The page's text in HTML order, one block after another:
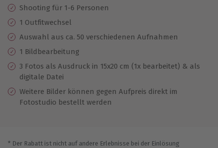
Shooting für 1-6 Personen
1 Outfitwechsel
Auswahl aus ca. 50 verschiedenen Aufnahmen
1 Bildbearbeitung
3 Fotos als Ausdruck in 15x20 cm (1x bearbeitet) & als
digitale Datei
Weitere Bilder können gegen Aufpreis direkt im
Fotostudio bestellt werden
* Der Rabatt ist nicht auf andere Erlebnisse bei der Einlösung